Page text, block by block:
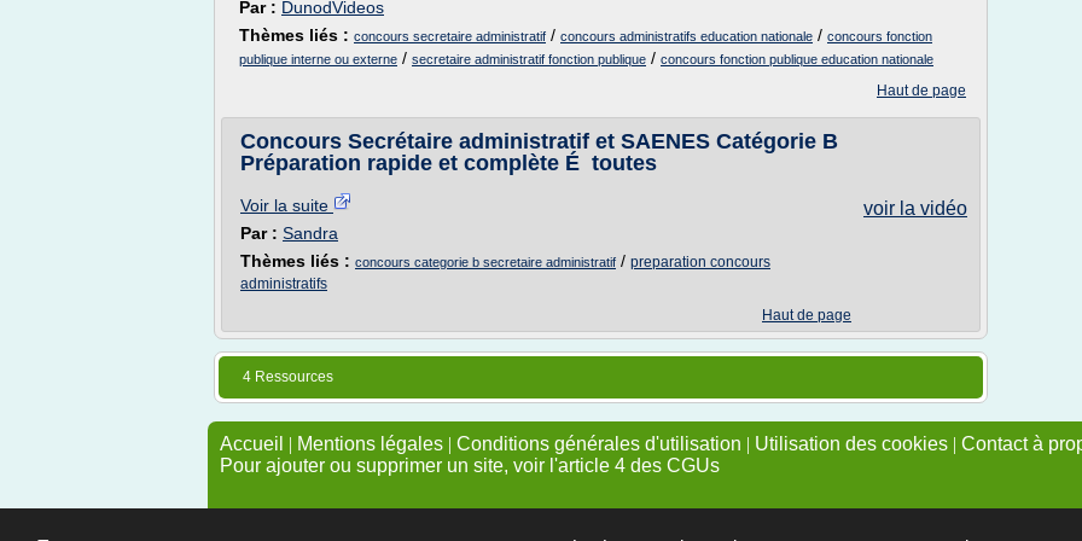
Par : DunodVideos
Thèmes liés : concours secretaire administratif / concours administratifs education nationale / concours fonction
publique interne ou externe / secretaire administratif fonction publique / concours fonction publique education nationale
Haut de page
Concours Secrétaire administratif et SAENES Catégorie B
Préparation rapide et complète É toutes
voir la vidéo
Voir la suite
Par : Sandra
Thèmes liés : concours categorie b secretaire administratif / preparation concours
administratifs
Haut de page
4 Ressources
Accueil | Mentions légales | Conditions générales d'utilisation | Utilisation des cookies | Contact à
Pour ajouter ou supprimer un site, voir l'article 4 des CGUs